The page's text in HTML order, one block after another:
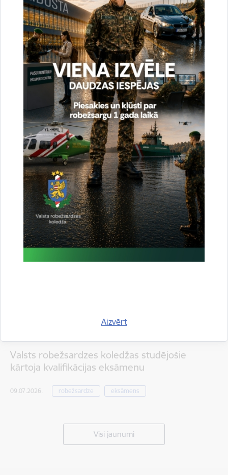
Aizvērt
Aizvadīts Valsts robežsardzes koledžas īsā cikla
profesionālās augstākās izglītības studiju
programmas „Robežapsardze” pilna laika 22.
izlaidums
13.07.2026. izlaidums robežsargs
Valsts robežsardzes koledžas studējošie
kārtoja kvalifikācijas eksāmenu
09.07.2026. robežsardze eksāmens
Visi jaunumi